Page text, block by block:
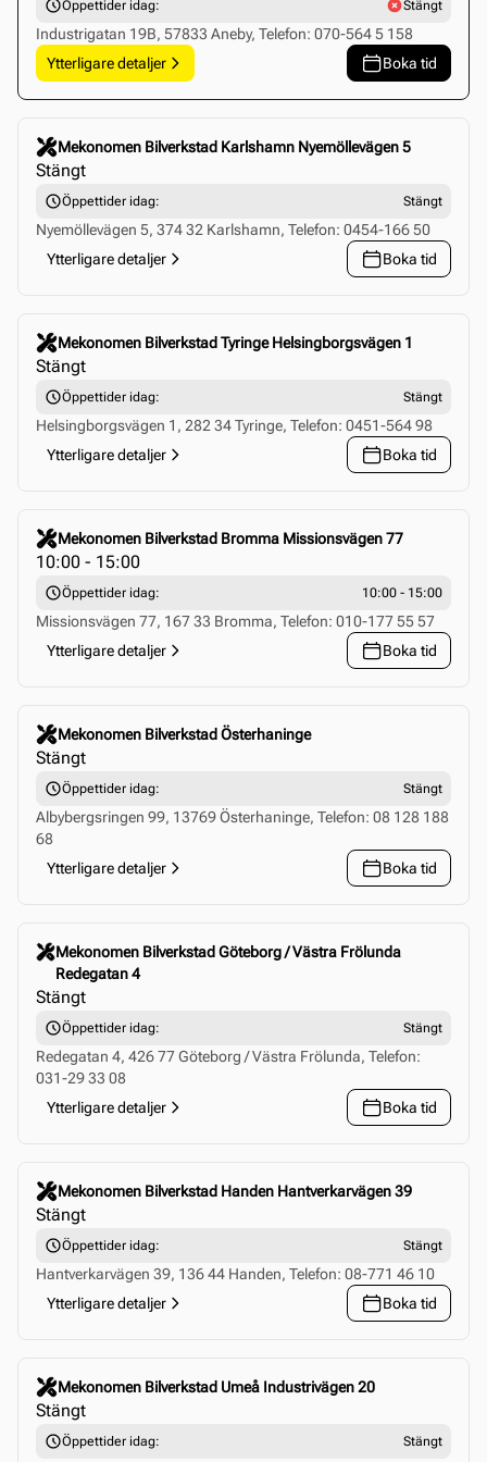
Öppettider idag: Stängt
Industrigatan 19B, 57833 Aneby, Telefon: 070-564 5 158
Ytterligare detaljer
Boka tid
Mekonomen Bilverkstad Karlshamn Nyemöllevägen 5
Stängt
Öppettider idag: Stängt
Nyemöllevägen 5, 374 32 Karlshamn, Telefon: 0454-166 50
Ytterligare detaljer
Boka tid
Click to select this store
Mekonomen Bilverkstad Tyringe Helsingborgsvägen 1
Stängt
Öppettider idag: Stängt
Helsingborgsvägen 1, 282 34 Tyringe, Telefon: 0451-564 98
Ytterligare detaljer
Boka tid
Click to select this store
Mekonomen Bilverkstad Bromma Missionsvägen 77
10:00 - 15:00
Öppettider idag: 10:00 - 15:00
Missionsvägen 77, 167 33 Bromma, Telefon: 010-177 55 57
Ytterligare detaljer
Boka tid
Click to select this store
Mekonomen Bilverkstad Österhaninge
Stängt
Öppettider idag: Stängt
Albybergsringen 99, 13769 Österhaninge, Telefon: 08 128 188
68
Ytterligare detaljer
Boka tid
Click to select this store
Mekonomen Bilverkstad Göteborg / Västra Frölunda
Redegatan 4
Stängt
Öppettider idag: Stängt
Redegatan 4, 426 77 Göteborg / Västra Frölunda, Telefon:
031-29 33 08
Ytterligare detaljer
Boka tid
Click to select this store
Mekonomen Bilverkstad Handen Hantverkarvägen 39
Stängt
Öppettider idag: Stängt
Hantverkarvägen 39, 136 44 Handen, Telefon: 08-771 46 10
Ytterligare detaljer
Boka tid
Click to select this store
Mekonomen Bilverkstad Umeå Industrivägen 20
Stängt
Öppettider idag: Stängt
Click to select this store